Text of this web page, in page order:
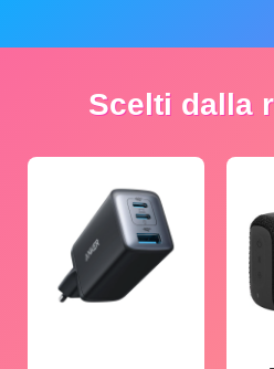
Scelti dalla